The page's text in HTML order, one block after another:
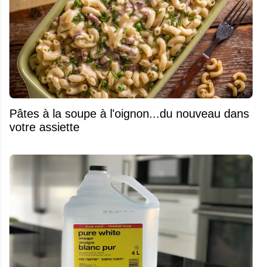
Pâtes à la soupe à l'oignon...du nouveau dans
votre assiette